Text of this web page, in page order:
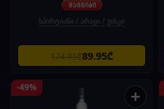
სპირტიანი / არაყი / ვისკი
174.95₾89.95₾
-49% +